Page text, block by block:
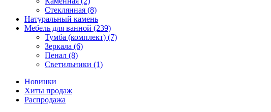
Стеклянная (8)
Натуральный камень
Мебель для ванной (239)
Тумба (комплект) (7)
Зеркала (6)
Пенал (8)
Светильники (1)
Новинки
Хиты продаж
Распродажа